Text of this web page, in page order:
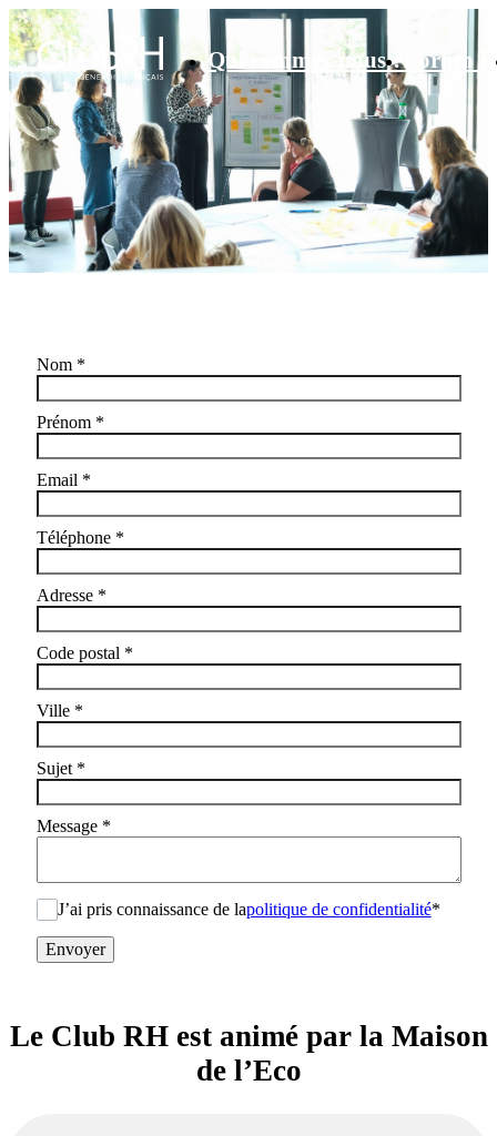
Qui sommes-nous ?Forum
Contact
Nom *
Prénom *
Email *
Téléphone *
Adresse *
Code postal *
Ville *
Sujet *
Message *
J’ai pris connaissance de lapolitique de confidentialité*
Envoyer
Le Club RH est animé par la Maison
de l’Eco